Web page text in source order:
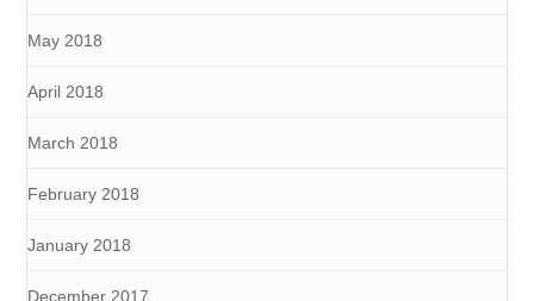
May 2018
April 2018
March 2018
February 2018
January 2018
December 2017